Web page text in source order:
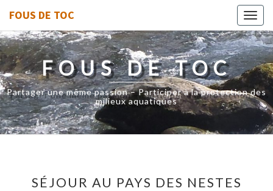
FOUS DE TOC
FOUS DE TOC
Partager une même passion – Participer à la protection des
milieux aquatiques
AU
SÉJOUR AU PAYS DES NESTES